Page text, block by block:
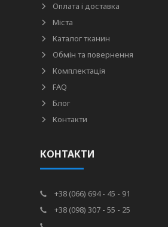
Оплата і доставка
Міста
Каталог тканин
Обмін та повернення
Комплектація
FAQ
Блог
Контакти
КОНТАКТИ
+38 (066) 694 - 45 - 91
+38 (098) 307 - 55 - 25